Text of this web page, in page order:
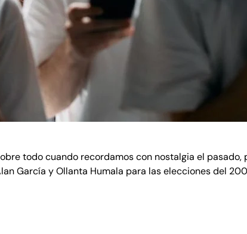
todo cuando recordamos con nostalgia el
García y Ollanta Humala para las elecciones del